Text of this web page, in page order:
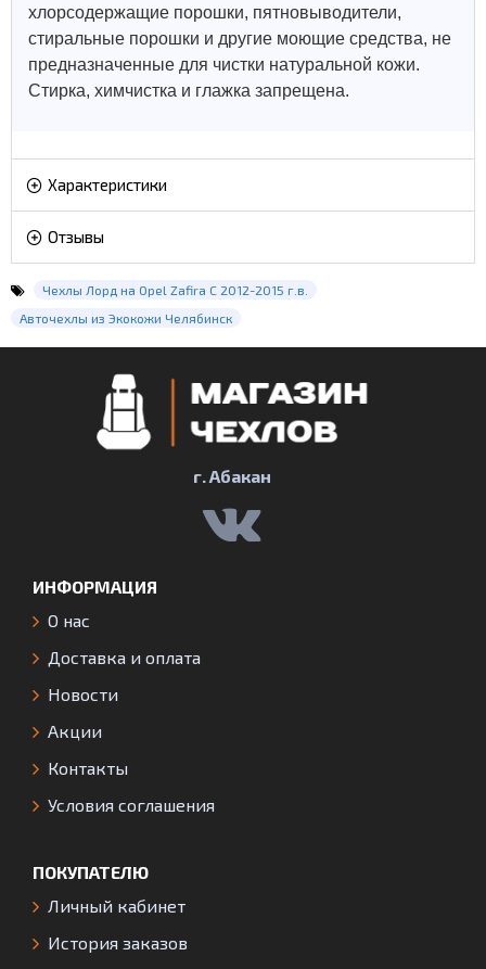
хлорсодержащие порошки, пятновыводители,
стиральные порошки и другие моющие средства, не
предназначенные для чистки натуральной кожи.
Стирка, химчистка и глажка запрещена.
Характеристики
Отзывы
Чехлы Лорд на Opel Zafira C 2012-2015 г.в.
Авточехлы из Экокожи Челябинск
г. Абакан
ИНФОРМАЦИЯ
О нас
Доставка и оплата
Новости
Акции
Контакты
Условия соглашения
ПОКУПАТЕЛЮ
Личный кабинет
История заказов